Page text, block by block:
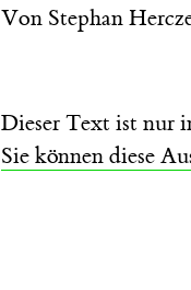
Von Stephan
Dieser Text ist nur
Sie können diese